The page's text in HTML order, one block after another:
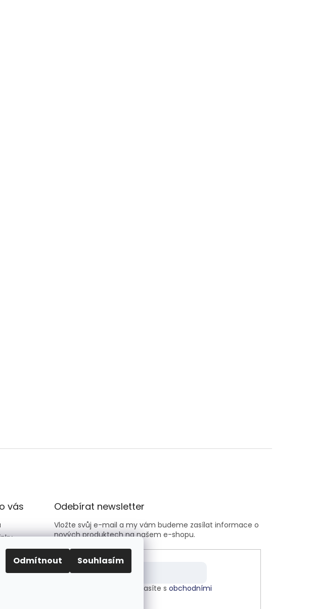
Odmítnout Souhlasím
vás Odebírat newsletter
Vložte svůj e-mail a my vám budeme zasílat informace o
nových produktech na našem e-shopu.
E-mail
Vložením e-mailu souhlasíte sobchodními